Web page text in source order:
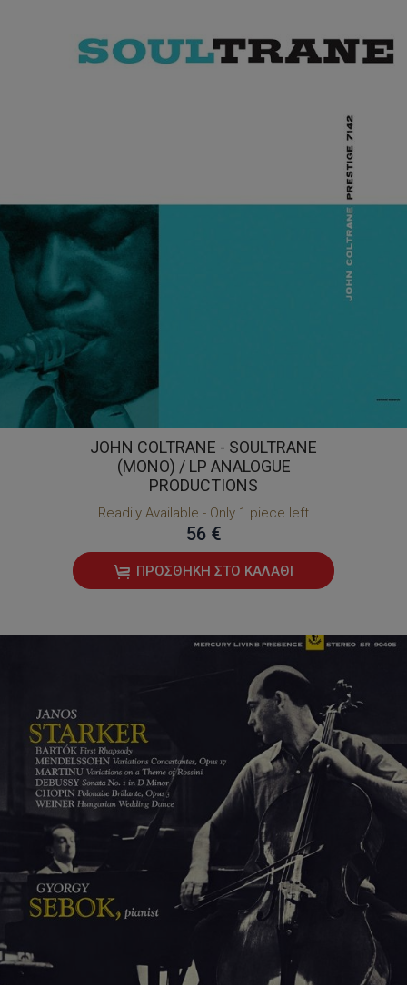
JOHN COLTRANE - SOULTRANE
(MONO) / LP ANALOGUE
PRODUCTIONS
Readily Available - Only 1 piece left
56 €
ΠΡΟΣΘΉΚΗ ΣΤΟ ΚΑΛΆΘΙ